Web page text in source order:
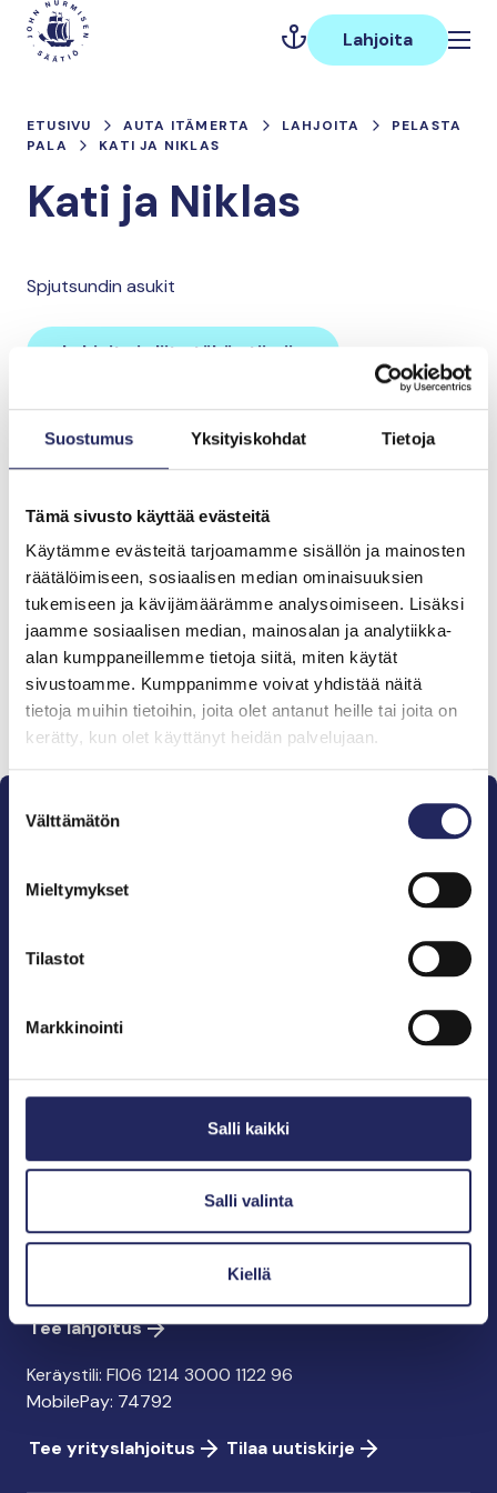
Suostumus Yksityiskohdat Tietoja
Tämä sivusto käyttää evästeitä
Käytämme evästeitä tarjoamamme sisällön ja mainosten
räätälöimiseen, sosiaalisen median ominaisuuksien
tukemiseen ja kävijämäärämme analysoimiseen. Lisäksi
jaamme sosiaalisen median, mainosalan ja analytiikka-
alan kumppaneillemme tietoja siitä, miten käytät
sivustoamme. Kumppanimme voivat yhdistää näitä
tietoja muihin tietoihin, joita olet antanut heille tai joita on
kerätty, kun olet käyttänyt heidän palvelujaan.
valinta
Välttämätön
Mieltymykset
Tilastot
Markkinointi
Salli kaikki
Salli valinta
Kiellä
Hyppää
sisältöön
Päävalikko
Lahjoita
ETUSIVU AUTA ITÄMERTA LAHJOITA
PELASTA
PALA
KATI JA NIKLAS
Kati ja Niklas
Spjutsundin asukit
Lahjoita ja liity tähän tiimiin
Tiimin lahjoitukset yhteensä:
0 €
Tiimille tehdyt
lahjoitukset
Lahjoita ja liity tähän tiimiin
sukupolville.
John Nurmisen Säätiö on Itämeren suojelija, meren
merikirjallisuuden kustantaja.
John Nurmisen Säätiö sr.
00240 Helsinki
Tee lahjoitus
Keräystili: FI06 1214 3000 1122 96
MobilePay: 74792
Tee yrityslahjoitus
Tilaa uutiskirje